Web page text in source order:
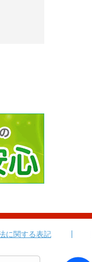
に関する表記